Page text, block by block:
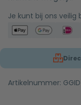
Je kunt bij ons veilig
Artikelnummer: